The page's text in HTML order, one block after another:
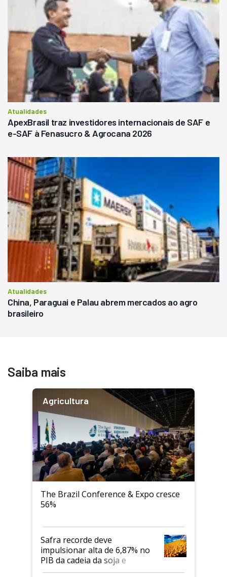
Atualidades
ApexBrasil traz investidores internacionais de SAF e
e-SAF à Fenasucro & Agrocana 2026
Atualidades
China, Paraguai e Palau abrem mercados ao agro
brasileiro
Saiba mais
Agricultura
The Brazil Conference & Expo cresce
56%
Safra recorde deve
impulsionar alta de 6,87% no
PIB da cadeia da soja e
biodiesel em 2026